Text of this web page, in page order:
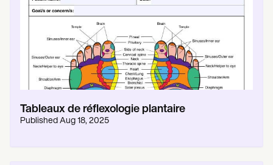
Tableaux de réflexologie plantaire
Published Aug 18, 2025